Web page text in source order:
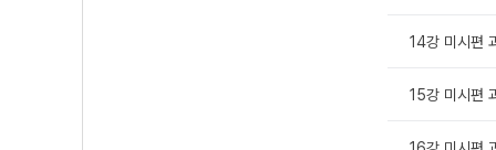
14강 미시편
15강 미시편